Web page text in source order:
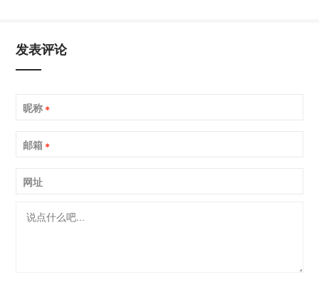
发表评论
昵称 *
邮箱 *
网址